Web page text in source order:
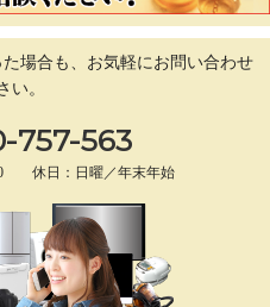
場合も、 お気軽にお問い合わせ
い。
757-563
休日：日曜／年末年始